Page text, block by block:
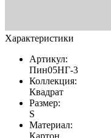
Характеристики
Артикул:
Пин05НГ-3
Коллекция:
Квадрат
Размер:
S
Материал:
Картон